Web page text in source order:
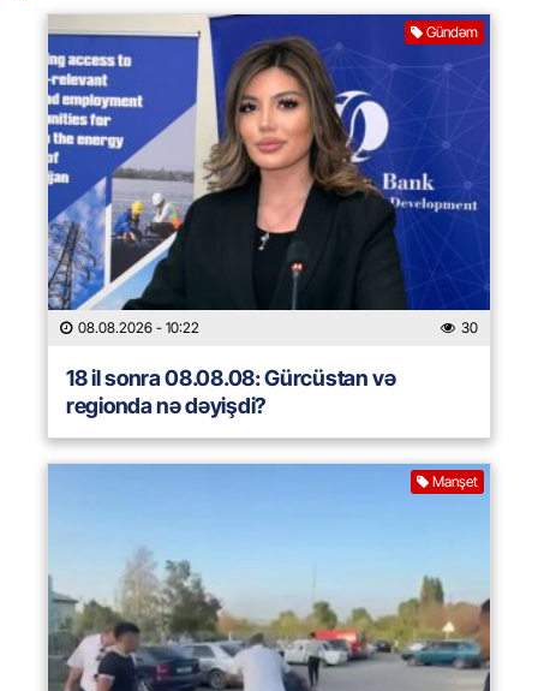
Gündəm
08.08.2026 - 10:22 30
18 il sonra 08.08.08: Gürcüstan və
regionda nə dəyişdi?
Manşet